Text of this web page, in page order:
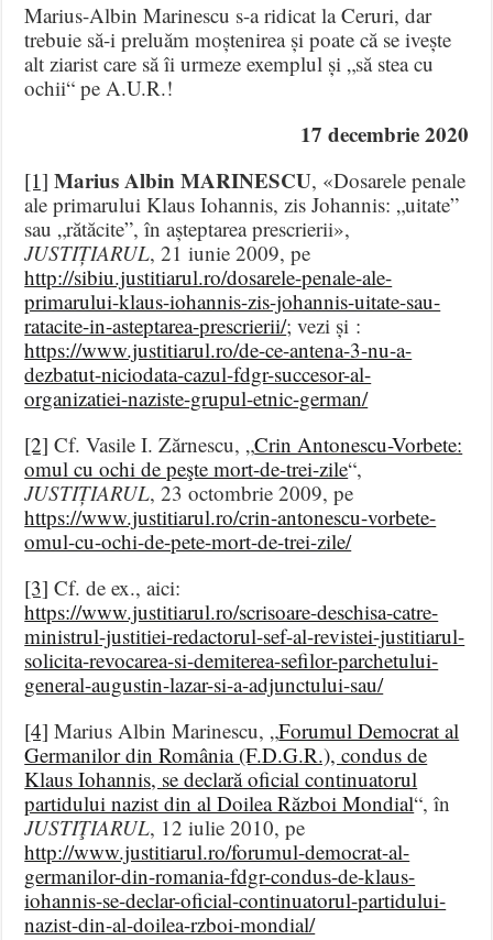
Marius-Albin Marinescu s-a ridicat la Ceruri, dar
trebuie să-i preluăm moștenirea și poate că se ivește
alt ziarist care să îi urmeze exemplul și „să stea cu
ochii“ pe A.U.R.!
17 decembrie 2020
[1] Marius Albin MARINESCU, «Dosarele penale
ale primarului Klaus Iohannis, zis Johannis: „uitate”
sau „rătăcite”, în așteptarea prescrierii»,
JUSTIȚIARUL, 21 iunie 2009, pe
http://sibiu.justitiarul.ro/dosarele-penale-ale-
primarului-klaus-iohannis-zis-johannis-uitate-sau-
ratacite-in-asteptarea-prescrierii/; vezi și :
https://www.justitiarul.ro/de-ce-antena-3-nu-a-
dezbatut-niciodata-cazul-fdgr-succesor-al-
organizatiei-naziste-grupul-etnic-german/
[2] Cf. Vasile I. Zărnescu, „Crin Antonescu-Vorbete:
omul cu ochi de peşte mort-de-trei-zile“,
JUSTIȚIARUL, 23 octombrie 2009, pe
https://www.justitiarul.ro/crin-antonescu-vorbete-
omul-cu-ochi-de-pete-mort-de-trei-zile/
[3] Cf. de ex., aici:
https://www.justitiarul.ro/scrisoare-deschisa-catre-
ministrul-justitiei-redactorul-sef-al-revistei-justitiarul-
solicita-revocarea-si-demiterea-sefilor-parchetului-
general-augustin-lazar-si-a-adjunctului-sau/
[4] Marius Albin Marinescu, „Forumul Democrat al
Germanilor din România (F.D.G.R.), condus de
Klaus Iohannis, se declară oficial continuatorul
partidului nazist din al Doilea Război Mondial“, în
JUSTIŢIARUL, 12 iulie 2010, pe
http://www.justitiarul.ro/forumul-democrat-al-
germanilor-din-romania-fdgr-condus-de-klaus-
iohannis-se-declar-oficial-continuatorul-partidului-
nazist-din-al-doilea-rzboi-mondial/